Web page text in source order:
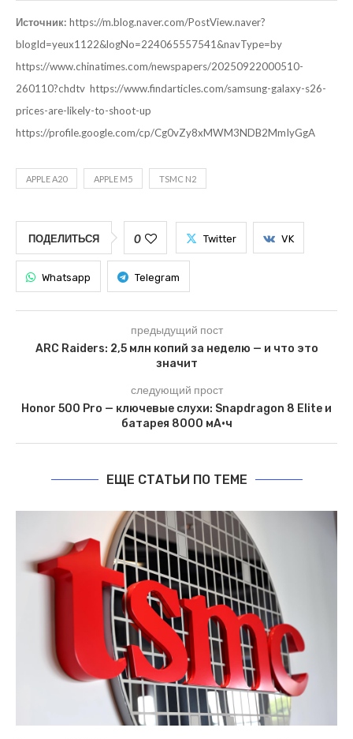
Источник: https://m.blog.naver.com/PostView.naver?
blogId=yeux1122&logNo=224065557541&navType=by
https://www.chinatimes.com/newspapers/20250922000510-
260110?chdtv https://www.findarticles.com/samsung-galaxy-s26-
prices-are-likely-to-shoot-up
https://profile.google.com/cp/Cg0vZy8xMWM3NDB2MmIyGgA
APPLE A20 APPLE M5 TSMC N2
ПОДЕЛИТЬСЯ 0 Twitter VK
Whatsapp Telegram
предыдущий пост
ARC Raiders: 2,5 млн копий за неделю — и что это
значит
следующий прост
Honor 500 Pro — ключевые слухи: Snapdragon 8 Elite и
батарея 8000 мА·ч
ЕЩЕ СТАТЬИ ПО ТЕМЕ